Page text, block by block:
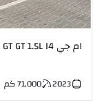
ام جي GT GT 1.5L I4
2023
71,000كم